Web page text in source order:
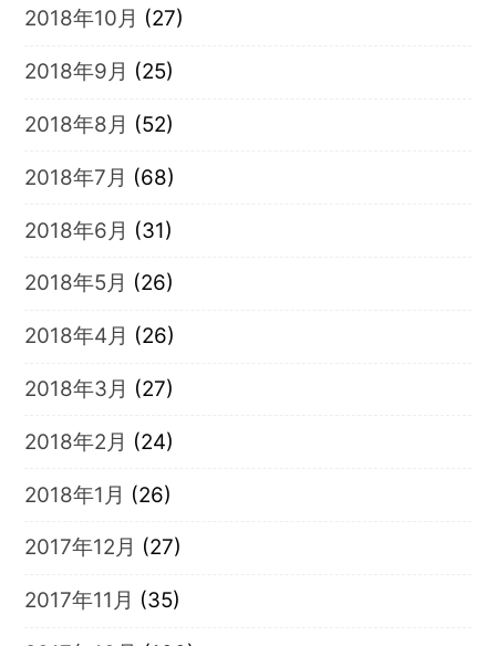
2018年10月 (27)
2018年9月 (25)
2018年8月 (52)
2018年7月 (68)
2018年6月 (31)
2018年5月 (26)
2018年4月 (26)
2018年3月 (27)
2018年2月 (24)
2018年1月 (26)
2017年12月 (27)
2017年11月 (35)